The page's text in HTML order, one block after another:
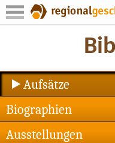
Aufsätze
Biographien
Ausstellungen